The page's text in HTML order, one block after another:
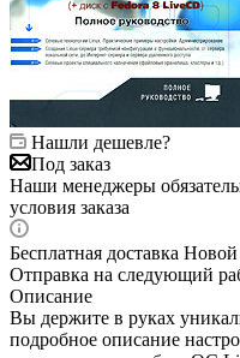
Нашли дешевле?
Под заказ
Наши менеджеры
условия заказа
Бесплатная доставка
Отправка на следующий
Описание
Вы держите в руках
подробное описание